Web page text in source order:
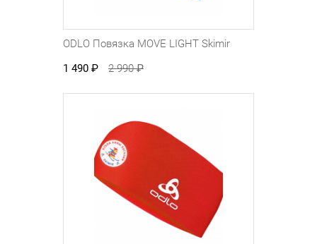
ODLO Повязка MOVE LIGHT Skimir
1 490 ₽ 2 990₽